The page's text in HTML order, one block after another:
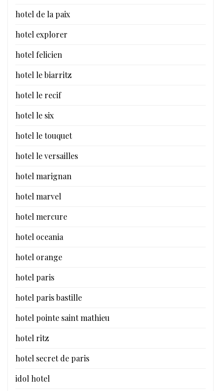
hotel de la paix
hotel explorer
hotel felicien
hotel le biarritz
hotel le recif
hotel le six
hotel le touquet
hotel le versailles
hotel marignan
hotel marvel
hotel mercure
hotel oceania
hotel orange
hotel paris
hotel paris bastille
hotel pointe saint mathieu
hotel ritz
hotel secret de paris
idol hotel